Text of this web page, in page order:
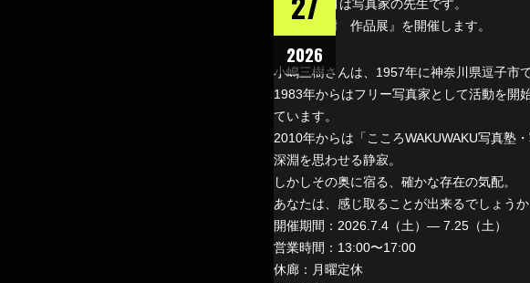
2026
第6弾の7月は写真家の先生です。
『小嶋三樹 作品展』を開催します。
小嶋三樹さんは、1957年に神奈川県逗子市
1983年からはフリー写真家として活動を開
ています。
2010年からは「こころWAKUWAKU写真塾
深淵を思わせる静寂。
しかしその奥に宿る、確かな存在の気配。
あなたは、感じ取ることが出来るでしょうか
開催期間：2026.7.4（土）— 7.25（土）
営業時間：13:00〜17:00
休廊：月曜定休